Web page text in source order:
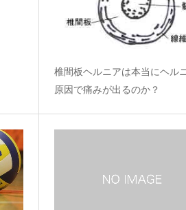
椎間板ヘルニアは本当にヘル
原因で痛みが出るのか？